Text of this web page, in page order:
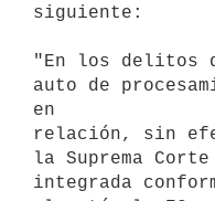
siguiente:
"En los delitos
auto de
en
relación, sin
la Suprema
integrada